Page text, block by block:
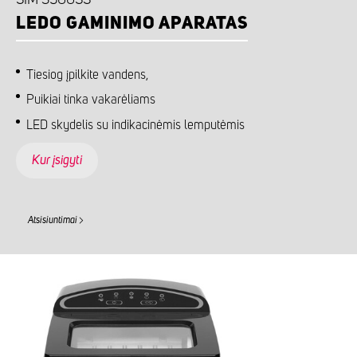
LEDO GAMINIMO APARATAS
Tiesiog įpilkite vandens,
Puikiai tinka vakarėliams
LED skydelis su indikacinėmis lemputėmis
Kur įsigyti
Atsisiuntimai